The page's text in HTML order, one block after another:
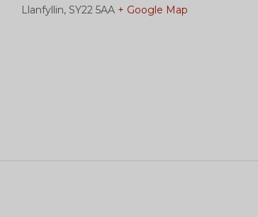
Llanfyllin, SY22 5AA + Google Map